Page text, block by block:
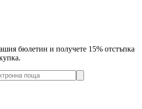
бюлетин и получете 15% отстъпка